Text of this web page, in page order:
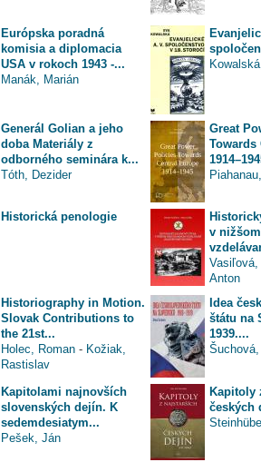
Európska poradná
komisia a diplomacia
USA v rokoch 1943 -...
Manák, Marián
Generál Golian a jeho
doba Materiály z
odborného seminára k...
Tóth, Dezider
Great
Towards
Historická penologie
v
Vasiľová,
Anton
Historiography in Motion.
Slovak Contributions to
the 21st...
Holec, Roman - Kožiak,
Rastislav
Idea
štátu na
1939....
Kapitolami najnovších
slovenských dejín. K
sedemdesiatym...
Pešek, Ján
Kapitoly
českých